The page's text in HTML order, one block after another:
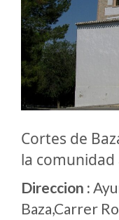
Cortes de
la
Direccion :
Baza,Carrer